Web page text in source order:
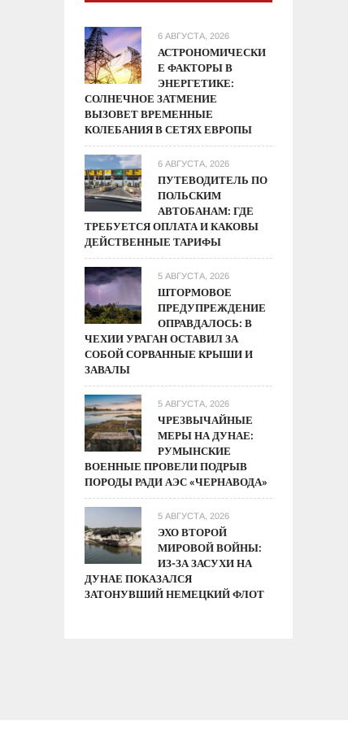
6 АВГУСТА, 2026
АСТРОНОМИЧЕСКИ
Е ФАКТОРЫ В
ЭНЕРГЕТИКЕ:
СОЛНЕЧНОЕ ЗАТМЕНИЕ
ВЫЗОВЕТ ВРЕМЕННЫЕ
КОЛЕБАНИЯ В СЕТЯХ ЕВРОПЫ
6 АВГУСТА, 2026
ПУТЕВОДИТЕЛЬ ПО
ПОЛЬСКИМ
АВТОБАНАМ: ГДЕ
ТРЕБУЕТСЯ ОПЛАТА И КАКОВЫ
ДЕЙСТВЕННЫЕ ТАРИФЫ
5 АВГУСТА, 2026
ШТОРМОВОЕ
ПРЕДУПРЕЖДЕНИЕ
ОПРАВДАЛОСЬ: В
ЧЕХИИ УРАГАН ОСТАВИЛ ЗА
СОБОЙ СОРВАННЫЕ КРЫШИ И
ЗАВАЛЫ
5 АВГУСТА, 2026
ЧРЕЗВЫЧАЙНЫЕ
МЕРЫ НА ДУНАЕ:
РУМЫНСКИЕ
ВОЕННЫЕ ПРОВЕЛИ ПОДРЫВ
ПОРОДЫ РАДИ АЭС «ЧЕРНАВОДА»
5 АВГУСТА, 2026
ЭХО ВТОРОЙ
МИРОВОЙ ВОЙНЫ:
ИЗ-ЗА ЗАСУХИ НА
ДУНАЕ ПОКАЗАЛСЯ
ЗАТОНУВШИЙ НЕМЕЦКИЙ ФЛОТ